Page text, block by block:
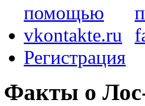
Регистрация
Факты о